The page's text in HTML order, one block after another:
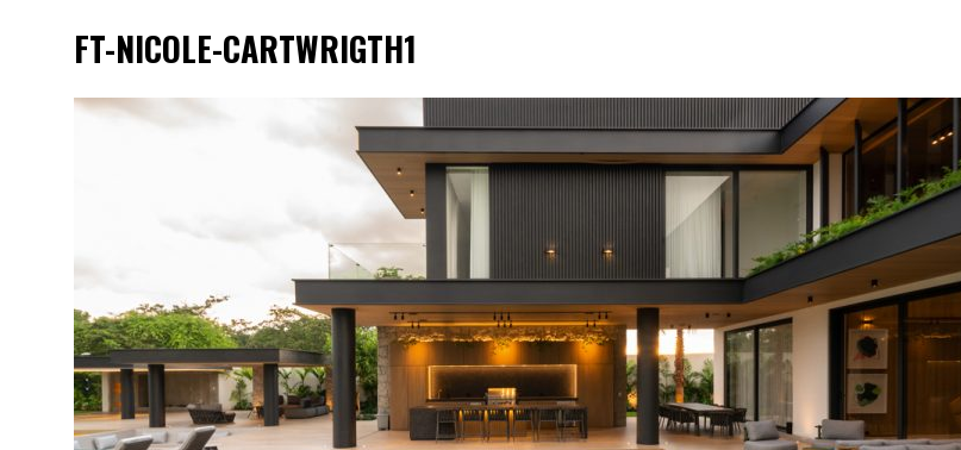
ALEXANDRA BEDOYA – LA CONSTANCIA DETRÁS DE LA PALETERÍA
EL DESPERTAR DE LA CALIDEZ: ACABADOS DORADOS DE FV PARA ELEVAR TU ESPACIO
FT-NICOLE-CARTWRIGTH1
SAINT-GOBAIN IMPTEK – XI CONVENCIÓN
INTERNACIONAL